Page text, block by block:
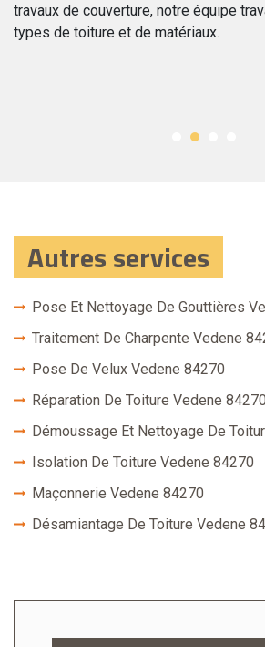
travaux de couverture, notre équipe
types de toiture et de matériaux.
Autres services
Pose Et Nettoyage De Gouttières
Traitement De Charpente Vedene
Pose De Velux Vedene 84270
Réparation De Toiture Vedene 84270
Démoussage Et Nettoyage De
Isolation De Toiture Vedene 84270
Maçonnerie Vedene 84270
Désamiantage De Toiture Vedene